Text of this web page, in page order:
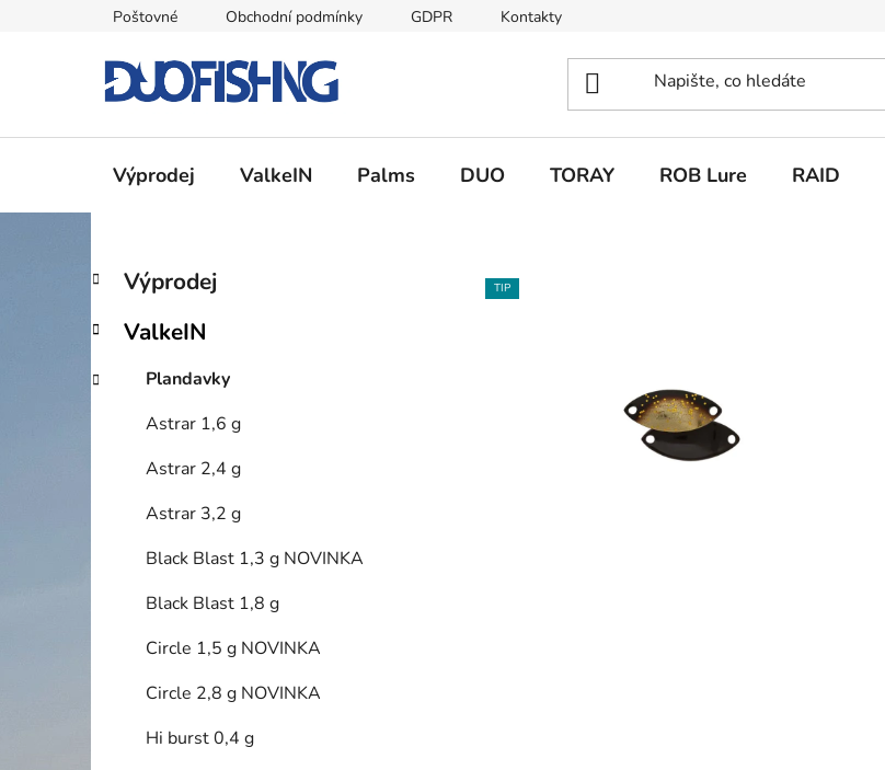
Poštovné Obchodní podmínky GDPR Kontakty
Výprodej ValkeIN Palms DUO TORAY ROB Lure RAID
P
s
r
Přeskočit
kategorie
K
a
e
o
Výprodej
ValkeIN
Plandavky
Astrar 1,6 g
Astrar 2,4 g
Astrar 3,2 g
Black Blast 1,3 g NOVINKA
Black Blast 1,8 g
Circle 1,5 g NOVINKA
Circle 2,8 g NOVINKA
Hi burst 0,4 g
TIP